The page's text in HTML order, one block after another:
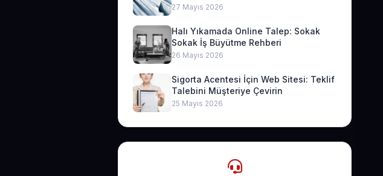
Geliri
27 Mayıs 2026
Halı Yıkamada Online Talep: Sokak
Sokak İş Büyütme Rehberi
26 Mayıs 2026
Sigorta Acentesi İçin Web Sitesi: Teklif
Talebini Müşteriye Çevirin
25 Mayıs 2026